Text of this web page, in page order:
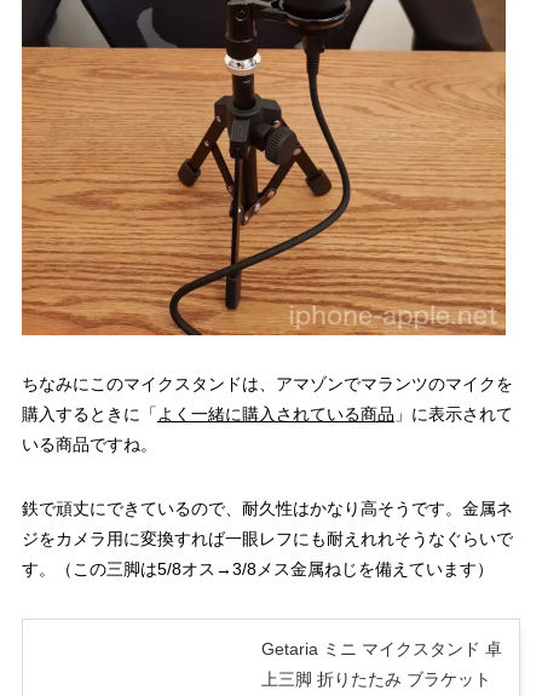
ちなみにこのマイクスタンドは、アマゾンでマランツのマイクを
購入するときに「よく一緒に購入されている商品 」に表示されて
いる商品ですね。
鉄で頑丈にできているので、耐久性はかなり高そうです。金属ネ
ジをカメラ用に変換すれば一眼レフにも耐えれれそうなぐらいで
す。（この三脚は5/8オス→3/8メス金属ねじを備えています）
Getaria ミニ マイクスタンド 卓
上三脚 折りたたみ ブラケット